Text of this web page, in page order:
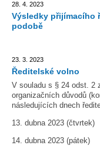
28. 4. 2023
Výsledky přijímacího
podobě
23. 3. 2023
Ředitelské volno
V souladu s § 24 odst. 2
organizačních důvodů
následujících dnech
13. dubna 2023 (čtvrtek)
14. dubna 2023 (pátek)